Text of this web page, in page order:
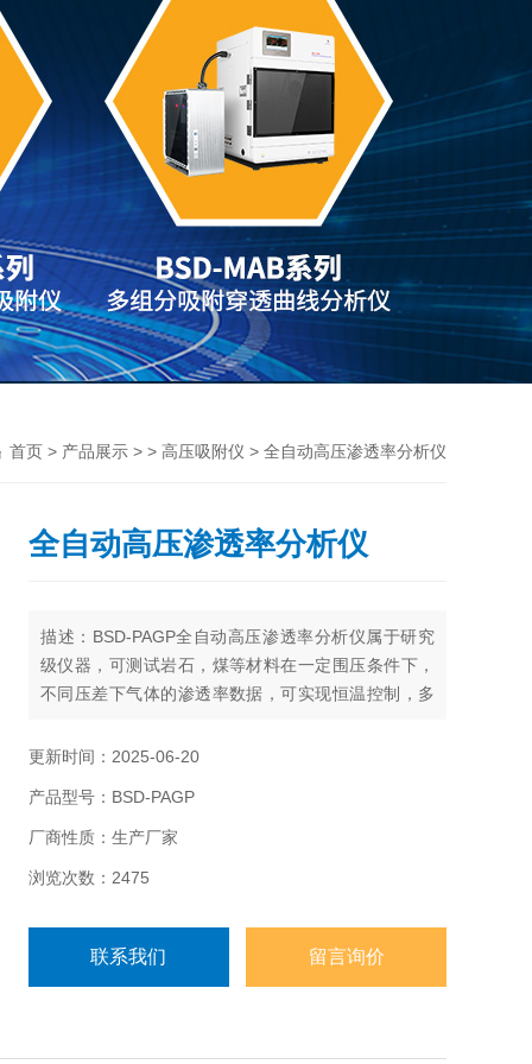
首页 > 产品展示 > > 高压吸附仪 > 全自动高压渗透率分析仪
全自动高压渗透率分析仪
描述：BSD-PAGP全自动高压渗透率分析仪属于研究
级仪器，可测试岩石，煤等材料在一定围压条件下，
不同压差下气体的渗透率数据，可实现恒温控制，多
类型的用户需求，全自动控制适用于对研发、实验要
更新时间：2025-06-20
产品型号：BSD-PAGP
厂商性质：生产厂家
浏览次数：2475
联系我们 留言询价